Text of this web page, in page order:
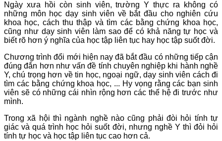
Ngày xưa hồi còn sinh viên, trường Y thực ra không có
những môn học dạy sinh viên về bắt đầu cho nghiên cứu
khoa học, cách thu thập và tìm các bằng chứng khoa học,
cũng như dạy sinh viên làm sao để có khả năng tự học và
biết rõ hơn ý nghĩa của học tập liên tục hay học tập suốt đời.
Chương trình đổi mới hiện nay đã bắt đầu có những tiếp cận
đúng đắn hơn như vấn đề tính chuyên nghiệp khi hành nghề
Y, chú trọng hơn về tin học, ngoại ngữ, dạy sinh viên cách đi
tìm các bằng chứng khoa học, ... Hy vọng rằng các bạn sinh
viên sẽ có những cái nhìn rộng hơn các thế hệ đi trước như
mình.
Trong xã hội thì ngành nghề nào cũng phải đòi hỏi tính tự
giác và quá trình học hỏi suốt đời, nhưng nghề Y thì đỏi hỏi
tính tự học và học tập liên tục cao hơn cả.